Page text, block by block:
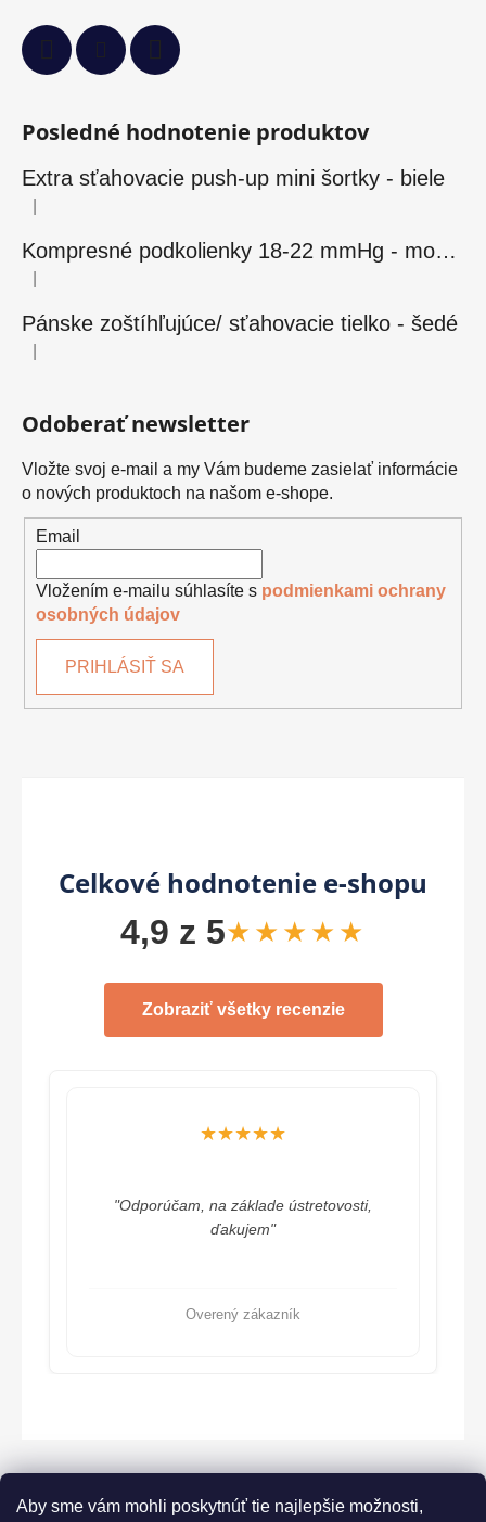
Aby sme vám mohli poskytnúť tie najlepšie možnosti,
Posledné hodnotenie produktov
Extra sťahovacie push-up mini šortky - biele
Hodnotenie produktu je 5 z 5 hviezdičiek.
Kompresné podkolienky 18-22 mmHg - modré
Hodnotenie produktu je 5 z 5 hviezdičiek.
Pánske zoštíhľujúce/ sťahovacie tielko - šedé
Hodnotenie produktu je 5 z 5 hviezdičiek.
Odoberať newsletter
Vložte svoj e-mail a my Vám budeme zasielať informácie
o nových produktoch na našom e-shope.
Email
Vložením e-mailu súhlasíte s podmienkami ochrany
osobných údajov
PRIHLÁSIŤ SA
Celkové hodnotenie e-shopu
4,9 z 5★★★★★
Zobraziť všetky recenzie
★★★★★
"Odporúčam, na základe ústretovosti,
ďakujem"
Overený zákazník